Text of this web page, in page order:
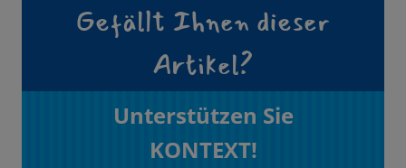
Gefällt Ihnen dieser
Artikel?
Unterstützen Sie
KONTEXT!